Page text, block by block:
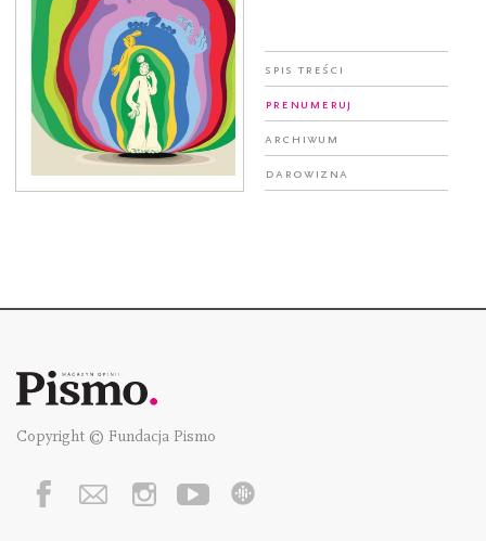
Spis treści
Prenumeruj
Archiwum
Darowizna
Copyright © Fundacja Pismo